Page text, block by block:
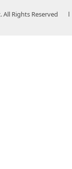
Rights Reserved l